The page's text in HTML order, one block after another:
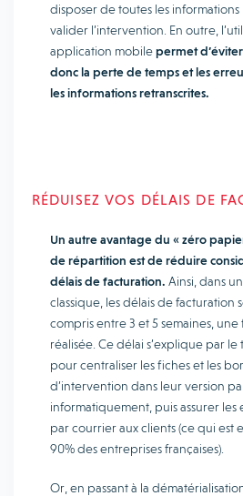
disposer de toutes les
valider l’intervention. En outre,
application mobilepermet
donc la perte de temps et les
les informations retranscrites.
RÉDUISEZ VOS DÉLAIS DE
Un autre avantage du « zéro
de répartition est de réduire
délais de facturation. Ainsi, dans
classique, les délais de facturation
compris entre 3 et 5 semaines, une
réalisée. Ce délai s’explique par le
pour centraliser les fiches et les
d’intervention dans leur version
informatiquement, puis assurer les
par courrier aux clients (ce qui est
90% des entreprises françaises).
Or, en passant à la